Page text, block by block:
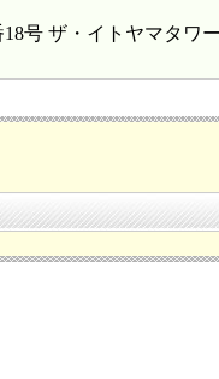
号 ザ・イトヤマタワ